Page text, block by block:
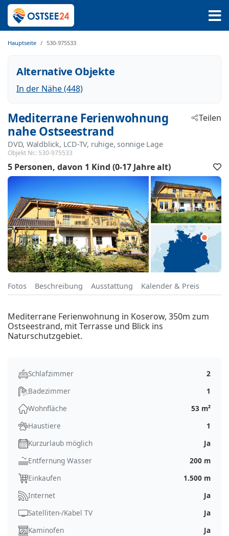
Hauptseite 530-975533
Alternative Objekte
In der Nähe (448)
Mediterrane Ferienwohnung
nahe Ostseestrand
DVD, Waldblick, LCD-TV, ruhige, sonnige Lage
- 17459
Objekt Nr.: 530-975533
Teilen
5 Personen davon 1 Kind (0-17 Jahre alt)
Fotos Beschreibung Ausstattung Kalender & Preis
Mediterrane Ferienwohnung in Koserow, 350m zum
Ostseestrand, mit Terrasse und Blick ins
Naturschutzgebiet.
Schlafzimmer
2
Badezimmer
1
Wohnfläche
53 m²
Haustiere
1
Kurzurlaub möglich
Ja
Entfernung Wasser
200 m
Einkaufen
1.500 m
Internet
Ja
Satelliten-/Kabel TV
Ja
Kaminofen
Ja